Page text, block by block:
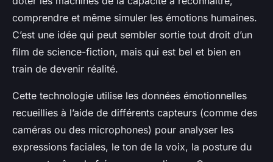
comprendre et même simuler les émotions humaines.
C’est une idée qui peut sembler sortie tout droit d’un
film de science-fiction, mais qui est bel et bien en
train de devenir réalité.
Cette technologie utilise les données émotionnelles
recueillies à l’aide de différents capteurs (comme des
caméras ou des microphones) pour analyser les
expressions faciales, le ton de la voix, la posture du